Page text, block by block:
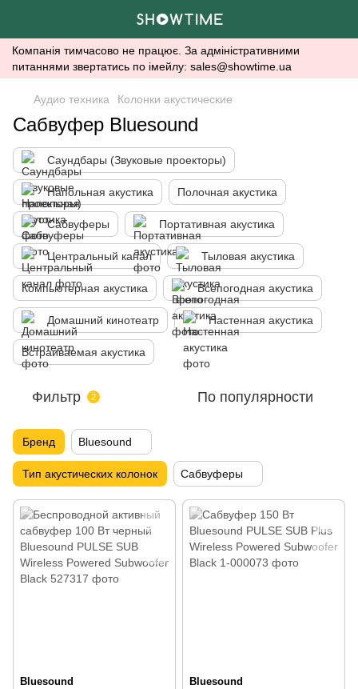
Компанія тимчасово не працює. За адміністративними
питаннями звертатись по імейлу: sales@showtime.ua
Аудио техника Колонки акустические
Сабвуфер Bluesound
Саундбары (Звуковые проекторы)
Напольная акустика Полочная акустика
Сабвуферы Портативная акустика
Центральный канал Тыловая акустика
Компьютерная акустика Всепогодная акустика
Домашний кинотеатр Настенная акустика
Встраиваемая акустика
Фильтр 2 По популярности
Бренд Bluesound
Тип акустических колонок Сабвуферы
Bluesound
Bluesound